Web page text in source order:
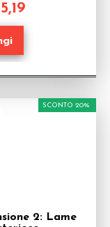
2: Lame
SCONTO 20%